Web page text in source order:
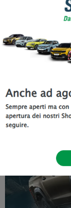
Usato
2.000€ di
In Pronta
Valida fino al8